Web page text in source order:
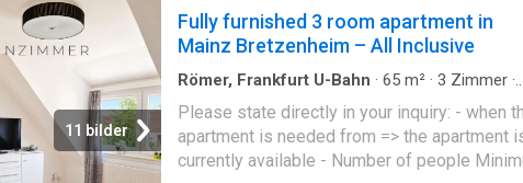
Energieausweis Bedarfsorientierter
Energieeffizienzklasse E, Energiebedarf
kWh/m²a Mietkaution / Mietzinsdepot EUR
EUR 1'696.- pro Monat Inkl. Heizung, Strom,
Internet ab 11. August 2026 mind. 1 Monat
Terrasse / Garten 1 Balkon Garten (zur
Mitbenutzung) Gartensitzplatz (zur
11 bilder
Fully furnished 3 room apartment in
Mainz Bretzenheim – All Inclusive
Römer, Frankfurt U-Bahn · 65 m² · 3 Zimmer ·
Please state directly in your inquiry: - when
apartment is needed from => the apartment
currently available - Number of people